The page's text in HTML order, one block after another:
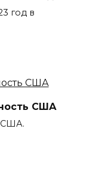
год в
США
США.